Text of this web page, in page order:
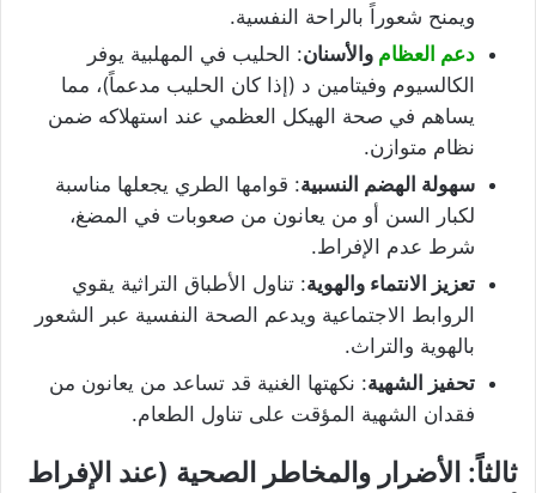
ويمنح شعوراً بالراحة النفسية.
دعم العظام والأسنان: الحليب في المهلبية يوفر
الكالسيوم وفيتامين د (إذا كان الحليب مدعماً)، مما
يساهم في صحة الهيكل العظمي عند استهلاكه ضمن
نظام متوازن.
سهولة الهضم النسبية: قوامها الطري يجعلها مناسبة
لكبار السن أو من يعانون من صعوبات في المضغ،
شرط عدم الإفراط.
تعزيز الانتماء والهوية: تناول الأطباق التراثية يقوي
الروابط الاجتماعية ويدعم الصحة النفسية عبر الشعور
بالهوية والتراث.
تحفيز الشهية: نكهتها الغنية قد تساعد من يعانون من
فقدان الشهية المؤقت على تناول الطعام.
ثالثاً: الأضرار والمخاطر الصحية (عند الإفراط